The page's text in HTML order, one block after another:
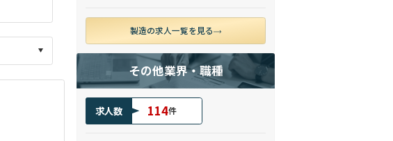
製造の求人一覧を見る
その他業界・職種
求人数 114件